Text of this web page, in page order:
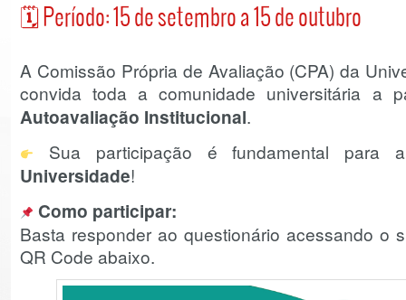
🗓 Período: 15 de setembro a 15 de outubro
A Comissão Própria de Avaliação (CPA) da
convida toda a comunidade universitária a
Autoavaliação Institucional.
Sua participação é fundamental
Universidade!
Como participar:
Basta responder ao questionário acessando o
QR Code abaixo.